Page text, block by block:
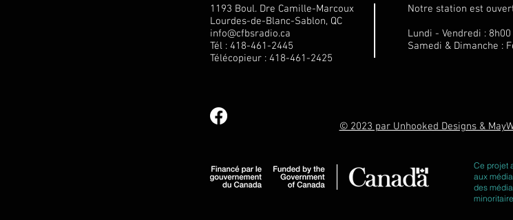
1193 Boul. Dre Camille-Marcoux
Lourdes-de-Blanc-Sablon, QC
info@cfbsradio.ca
Tél : 418-461-2445
Télécopieur : 418-461-2425
Notre station est
Lundi - Vendredi :
Samedi & Dimanche :
© 2023 par Unhooked Designs &
Ce projet
aux
des